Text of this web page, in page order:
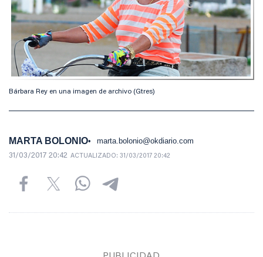
Bárbara Rey en una imagen de archivo (Gtres)
MARTA BOLONIO marta.bolonio@okdiario.com
31/03/2017 20:42 ACTUALIZADO: 31/03/2017 20:42